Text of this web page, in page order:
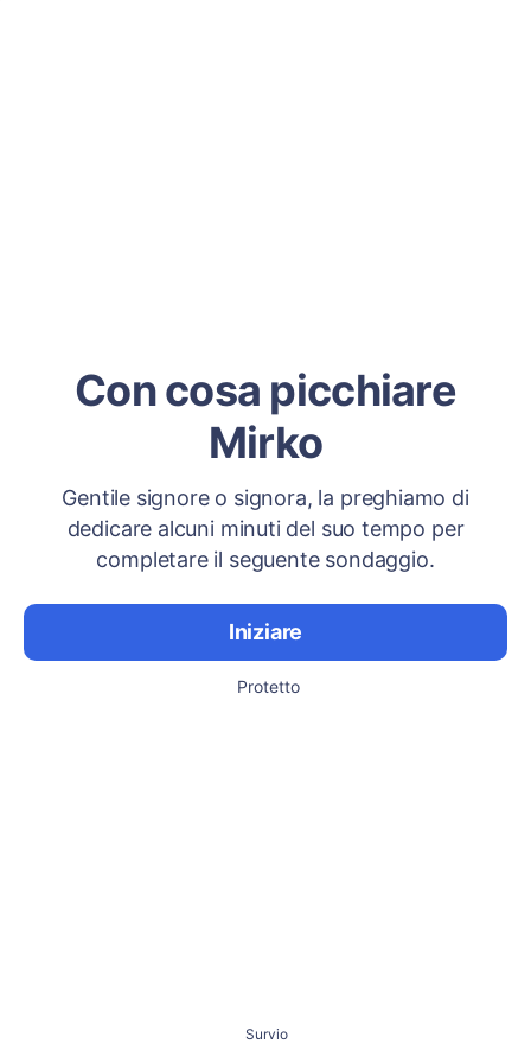
Con cosa picchiare
Mirko
Gentile signore o signora, la preghiamo di
dedicare alcuni minuti del suo tempo per
completare il seguente sondaggio.
Iniziare
Protetto
Survio